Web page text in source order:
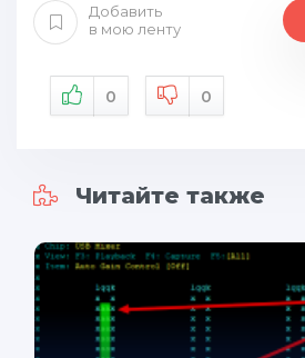
Добавить
в мою ленту
0 0
Читайте также